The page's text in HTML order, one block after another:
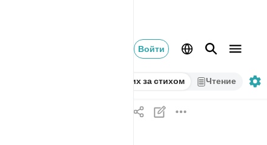
Войти
Стих за стихом Чтение